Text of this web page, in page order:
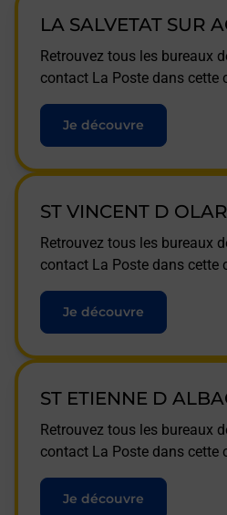
LA SALVETAT SUR
Retrouvez tous les bureaux
contact La Poste dans cette
Je découvre
ST VINCENT D
Retrouvez tous les bureaux
contact La Poste dans cette
Je découvre
ST ETIENNE D
Retrouvez tous les bureaux
contact La Poste dans cette
Je découvre